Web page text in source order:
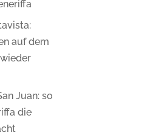
auf dem
Juan: so
die